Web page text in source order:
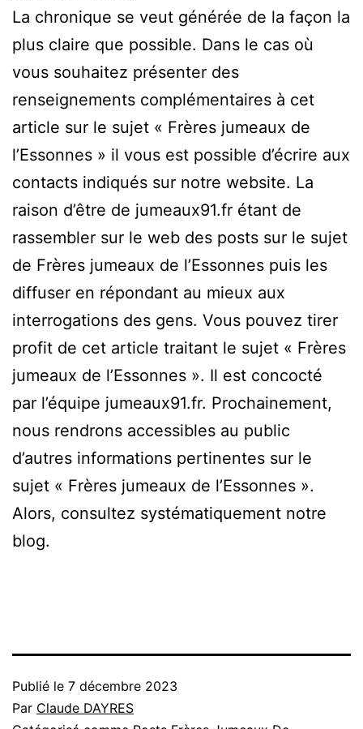
La chronique se veut générée de la façon la
plus claire que possible. Dans le cas où
vous souhaitez présenter des
renseignements complémentaires à cet
article sur le sujet « Frères jumeaux de
l’Essonnes » il vous est possible d’écrire aux
contacts indiqués sur notre website. La
raison d’être de jumeaux91.fr étant de
rassembler sur le web des posts sur le sujet
de Frères jumeaux de l’Essonnes puis les
diffuser en répondant au mieux aux
interrogations des gens. Vous pouvez tirer
profit de cet article traitant le sujet « Frères
jumeaux de l’Essonnes ». Il est concocté
par l’équipe jumeaux91.fr. Prochainement,
nous rendrons accessibles au public
d’autres informations pertinentes sur le
sujet « Frères jumeaux de l’Essonnes ».
Alors, consultez systématiquement notre
blog.
Publié le 7 décembre 2023
Par Claude DAYRES